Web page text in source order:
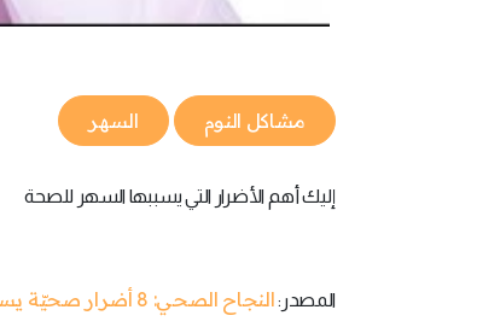
مشاكل النوم السهر
إليك أهم الأضرار التي يسببها السهر للصحة
المصدر:النجاح الصحي: 8 أضرار صحيّة يسببها السهر تعرّف عليها